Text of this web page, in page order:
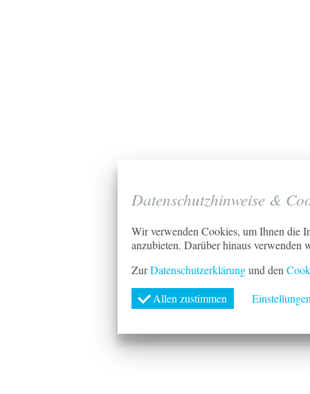
Datenschutzhinweise &
Wir verwenden Cookies, um Ihnen die
anzubieten. Darüber hinaus
ZurDatenschutzerklärungund den
Allen zustimmen